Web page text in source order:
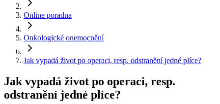
Online poradna
Onkologické onemocnění
Jak vypadá život po operaci, resp. odstranění jedné plíce?
Jak vypadá život po operaci, resp.
odstranění jedné plíce?